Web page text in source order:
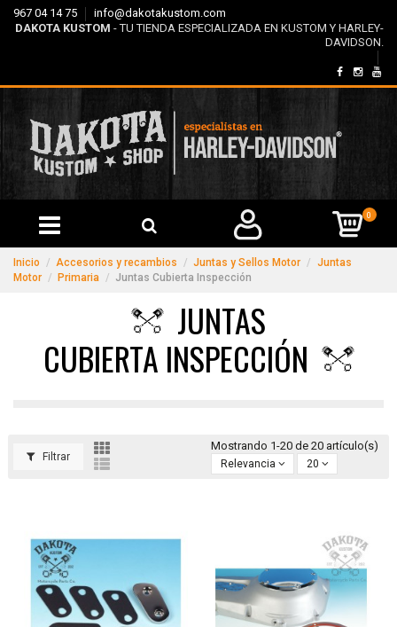
967 04 14 75
info@dakotakustom.com
DAKOTA KUSTOM - TU TIENDA ESPECIALIZADA EN KUSTOM Y HARLEY-
DAVIDSON.
0
Inicio Accesorios y recambios Juntas y Sellos Motor
Juntas
Motor
Primaria Juntas Cubierta Inspección
JUNTAS
CUBIERTA INSPECCIÓN
Filtrar
Mostrando 1-20 de 20 artículo(s)
Relevancia 20